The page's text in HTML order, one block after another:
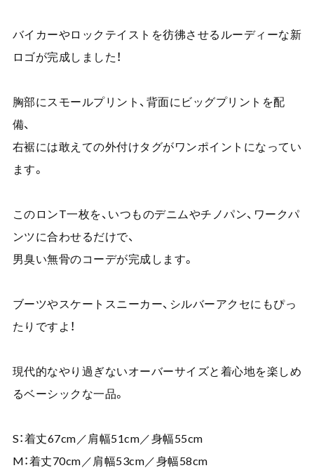
バイカーやロックテイストを彷彿させるルーディーな新
ロゴが完成しました！
胸部にスモールプリント、背面にビッグプリントを配
備、
右裾には敢えての外付けタグがワンポイントになってい
ます。
このロンT一枚を、いつものデニムやチノパン、ワークパ
ンツに合わせるだけで、
男臭い無骨のコーデが完成します。
ブーツやスケートスニーカー、シルバーアクセにもぴっ
たりですよ！
現代的なやり過ぎないオーバーサイズと着心地を楽しめ
るベーシックな一品。
S：着丈67cm／肩幅51cm／身幅55cm
M：着丈70cm／肩幅53cm／身幅58cm